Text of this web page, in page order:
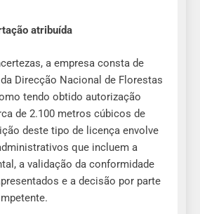
atribuída
a empresa consta de
Direcção Nacional de Florestas
tendo obtido autorização
de 2.100 metros cúbicos de
deste tipo de licença envolve
que incluem a
a validação da conformidade
e a decisão por parte